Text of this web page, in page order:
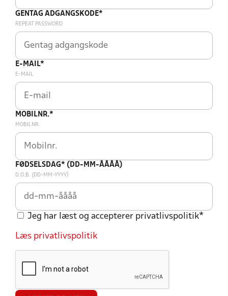
GENTAG ADGANGSKODE*
REPEAT PASSWORD
E-MAIL*
E-MAIL
MOBILNR.*
MOBILNR.
FØDSELSDAG* (DD-MM-ÅÅÅÅ)
D.O.B. (DD-MM-YYYY)
Jeg har læst og accepterer privatlivspolitik*
Læs privatlivspolitik